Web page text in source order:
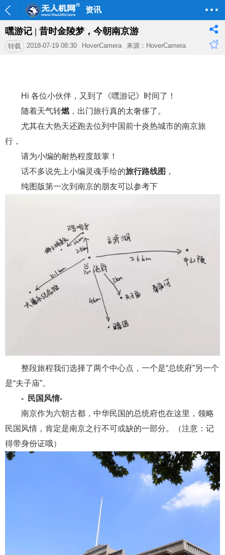
资讯
嘿游记 | 昔时金陵梦，今朝南京游
转载 2018-07-19 08:30 HoverCamera 来源：HoverCamera
Hi 各位小伙伴，又到了《嘿游记》时间了！
随着天气转燃，出门旅行真的太奢侈了。
尤其在大热天还跑去位列中国前十炎热城市的南京旅
行，
请为小编的耐热程度鼓掌！
话不多说先上小编灵魂手绘的旅行路线图 ，
纯图版第一次到南京的朋友可以参考下
整段旅程我们选择了两个中心点，一个是“总统府”另一个
是“夫子庙”。
- 民国风情-
南京作为六朝古都，中华民国的总统府也在这里，领略
民国风情，肯定是南京之行不可或缺的一部分。（注意：记
得带身份证哦）